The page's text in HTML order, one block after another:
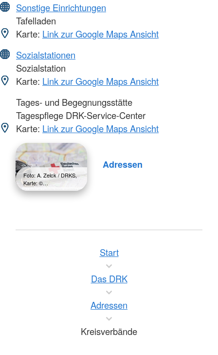
Sonstige Einrichtungen
Tafelladen
Karte: Link zur Google Maps Ansicht
Sozialstationen
Sozialstation
Karte: Link zur Google Maps Ansicht
Tages- und Begegnungsstätte
Tagespflege DRK-Service-Center
Karte: Link zur Google Maps Ansicht
Foto: A. Zelck / DRKS,
Karte: ©…
Adressen
Start
Das DRK
Adressen
Kreisverbände